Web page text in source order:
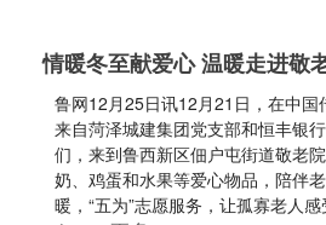
情暖冬至献爱心 温暖走进敬
鲁网12月25日讯12月21日，在中国
来自菏泽城建集团党支部和恒丰银
们，来到鲁西新区佃户屯街道敬老
奶、鸡蛋和水果等爱心物品，陪伴
暖，“五为”志愿服务，让孤寡老人